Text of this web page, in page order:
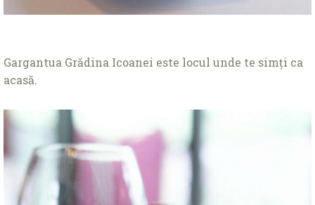
Gargantua Grădina Icoanei este locul unde te simți ca
acasă.